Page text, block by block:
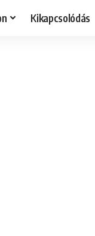
Kikapcsolódás